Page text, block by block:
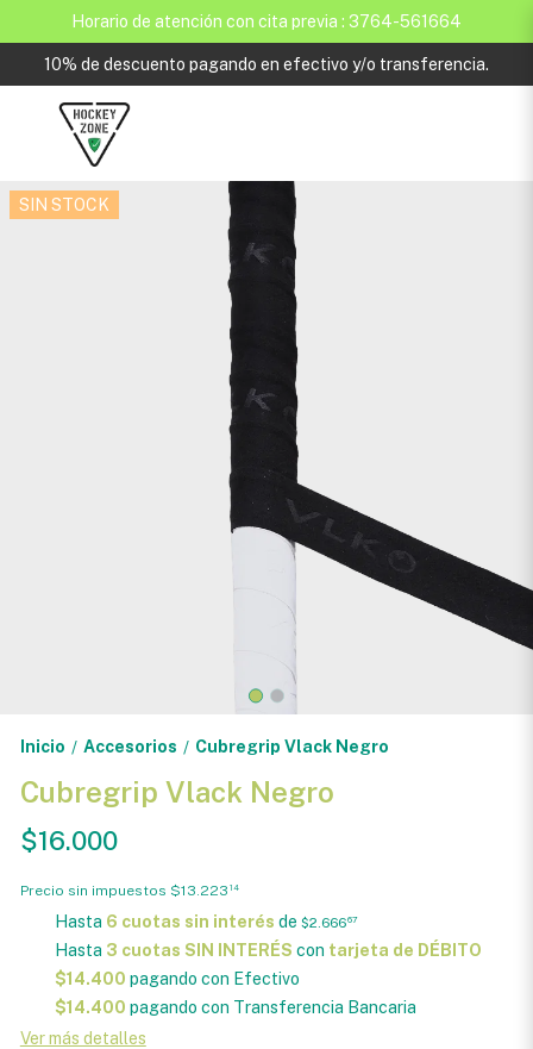
Horario de atención con cita previa : 3764-561664
10% de descuento pagando en efectivo y/o transferencia.
SIN STOCK
Inicio / Accesorios / Cubregrip Vlack Negro
Cubregrip Vlack Negro
$16.000
Precio sin impuestos $13.223 14
Hasta 6 cuotas sin interés de $2.66667
Hasta 3 cuotas SIN INTERÉS con tarjeta de DÉBITO
$14.400 pagando con Efectivo
$14.400 pagando con Transferencia Bancaria
Ver más detalles